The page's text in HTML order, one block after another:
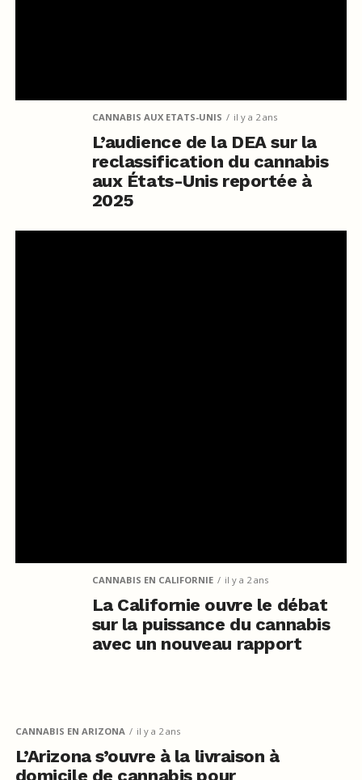
CANNABIS AUX ETATS-UNIS il y a 2 ans
L’audience de la DEA sur la
reclassification du cannabis
aux États-Unis reportée à
2025
CANNABIS EN CALIFORNIE il y a 2 ans
La Californie ouvre le débat
sur la puissance du cannabis
avec un nouveau rapport
CANNABIS EN ARIZONA il y a 2 ans
L’Arizona s’ouvre à la livraison à
domicile de cannabis pour